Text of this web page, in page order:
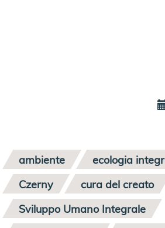
ambiente
ecologia
Czerny
cura del creato
Sviluppo Umano Integrale